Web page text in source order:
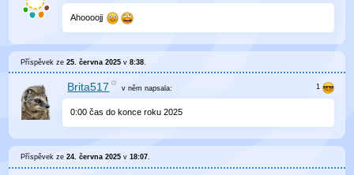
Ahoooojj
Příspěvek ze25. června 2025 v8:38
Brita517 v němnapsala:
0:00 čas do konce roku 2025
Příspěvek ze24. června 2025 v18:07